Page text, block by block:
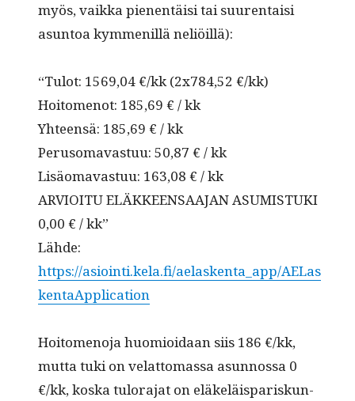
myös, vaik­ka pienen­täisi tai suurentaisi
asun­toa kym­me­nil­lä neliöillä):
“Tulot: 1569,04 €/kk (2x784,52 €/kk)
Hoit­o­menot: 185,69 € / kk
Yhteen­sä: 185,69 € / kk
Peru­so­mavas­tuu: 50,87 € / kk
Lisäo­mavas­tuu: 163,08 € / kk
ARVIOITU ELÄKKEENSAAJAN ASUMISTUKI
0,00 € / kk”
Lähde:
https://asiointi.kela.fi/aelaskenta_app/AELas
kentaApplication
Hoit­o­meno­ja huomioidaan siis 186 €/kk,
mut­ta tuki on velat­tomas­sa asun­nos­sa 0
€/kk, kos­ka tulo­ra­jat on eläkeläis­pariskun­